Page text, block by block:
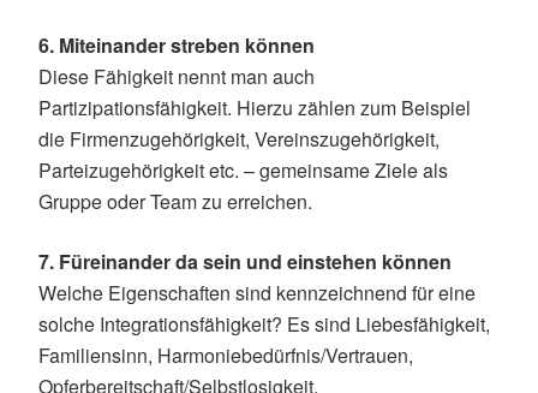
6. Miteinander streben können
Diese Fähigkeit nennt man auch
Partizipationsfähigkeit. Hierzu zählen zum Beispiel
die Firmenzugehörigkeit, Vereinszugehörigkeit,
Parteizugehörigkeit etc. – gemeinsame Ziele als
Gruppe oder Team zu erreichen.
7. Füreinander da sein und einstehen können
Welche Eigenschaften sind kennzeichnend für eine
solche Integrationsfähigkeit? Es sind Liebesfähigkeit,
Familiensinn, Harmoniebedürfnis/Vertrauen,
Opferbereitschaft/Selbstlosigkeit.